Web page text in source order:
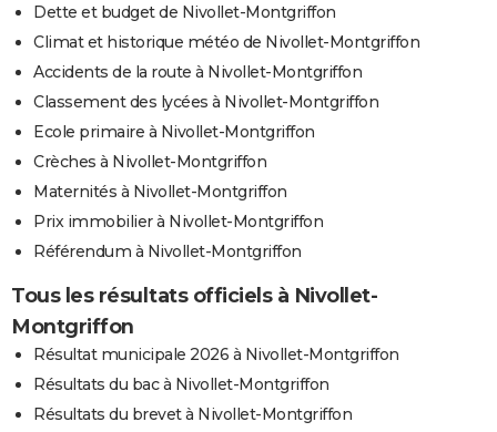
Dette et budget de Nivollet-Montgriffon
Climat et historique météo de Nivollet-Montgriffon
Accidents de la route à Nivollet-Montgriffon
Classement des lycées à Nivollet-Montgriffon
Ecole primaire à Nivollet-Montgriffon
Crèches à Nivollet-Montgriffon
Maternités à Nivollet-Montgriffon
Prix immobilier à Nivollet-Montgriffon
Référendum à Nivollet-Montgriffon
Tous les résultats officiels à Nivollet-
Montgriffon
Résultat municipale 2026 à Nivollet-Montgriffon
Résultats du bac à Nivollet-Montgriffon
Résultats du brevet à Nivollet-Montgriffon